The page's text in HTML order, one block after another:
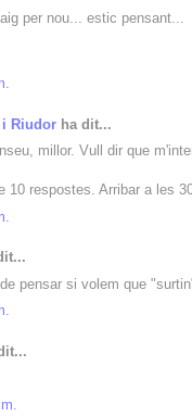
per nou... estic pensant...
Riudor ha dit...
millor. Vull dir que
10 respostes. Arribar a les
pensar si volem que